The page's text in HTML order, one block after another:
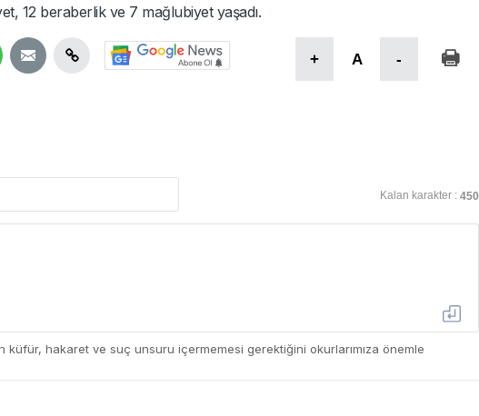
12 beraberlik ve 7 mağlubiyet yaşadı.
+ A -
Kalan karakter : 450
küfür, hakaret ve suç unsuru içermemesi gerektiğini okurlarımıza önemle